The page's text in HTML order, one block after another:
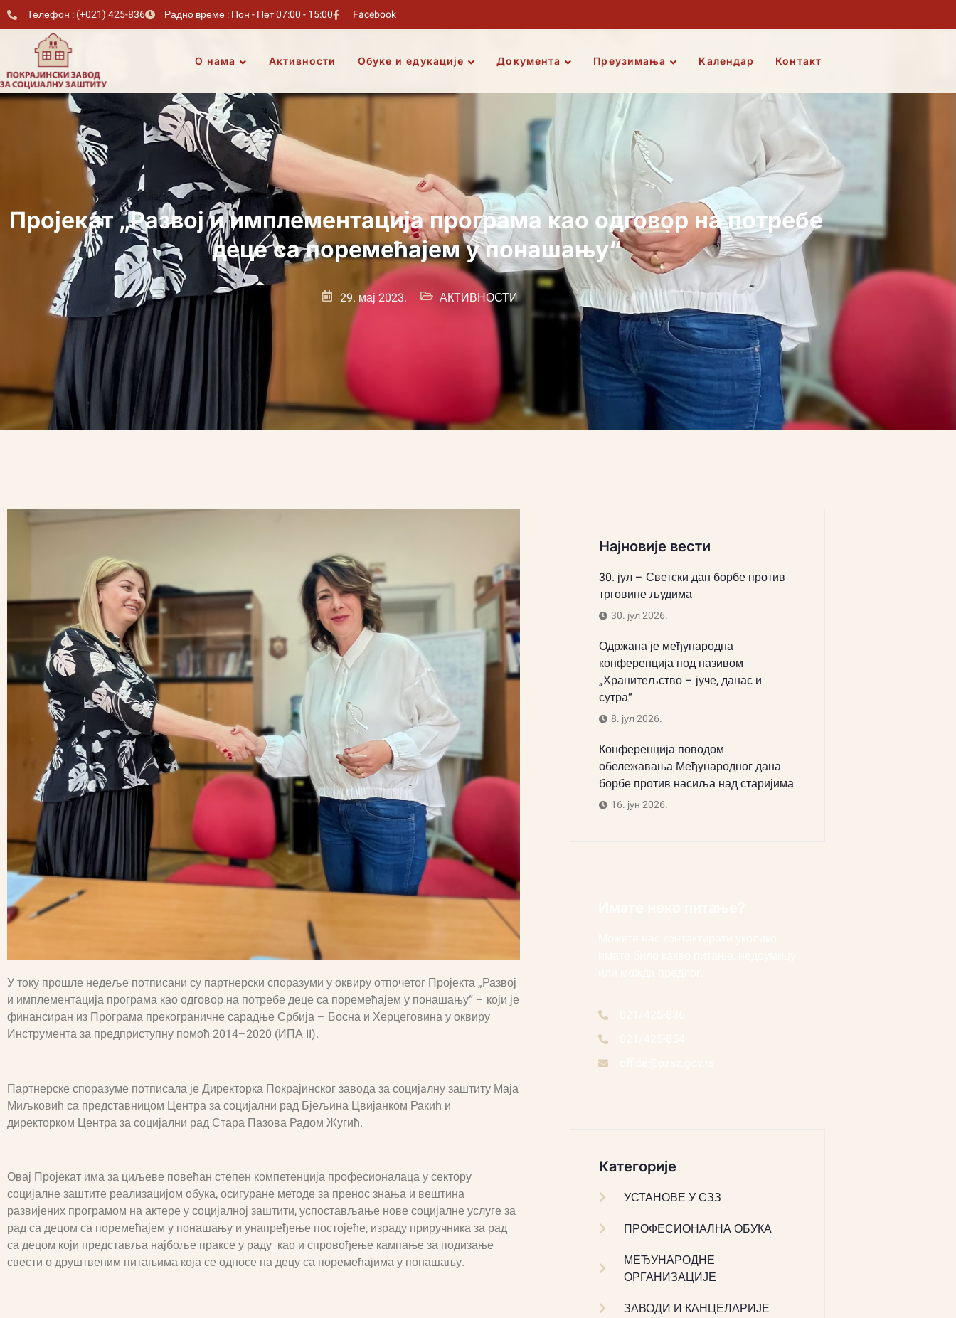
Телефон : (+021) 425-836 Радно време : Пон - Пет 07:00 - 15:00 Facebook
О нама Активности Обуке и едукације Документа Преузимања Календар Контакт
Пројекат „Развој и имплементација програма као одговор на потребе
деце са поремећајем у понашању“
29. мај 2023. АКТИВНОСТИ
У току прошле недеље потписани су партнерски споразуми у оквиру отпочетог Пројекта „Развој
и имплементација програма као одговор на потребе деце са поремећајем у понашању“ – који је
финансиран из Програма прекограничне сарадње Србија – Босна и Херцеговина у оквиру
Инструмента за предприступну помоћ 2014–2020 (ИПА II).
Партнерске споразуме потписала је Директорка Покрајинског завода за социјaлну заштиту Маја
Миљковић са представницом Центра за социјални рад Бјељина Цвијанком Ракић и
директорком Центра за социјални рад Стара Пазова Радом Жугић.
Овај Пројекат има за циљеве повећан степен компетенција професионалаца у сектору
социјалне заштите реализацијом обука, осигуране методе за пренос знања и вештина
развијених програмом на актере у социјалној заштити, успостављање нове социјалне услуге за
рад са децом са поремећајем у понашању и унапређење постојеће, израду приручника за рад
са децом који представља најбоље праксе у раду као и спровођење кампање за подизање
свести о друштвеним питањима која се односе на децу са поремећајима у понашању.
Најновије вести
30. јул – Светски дан борбе против
трговине људима
30. јул 2026.
Одржана је међународна
конференција под називом
„Хранитељство – јуче, данас и
сутра“
8. јул 2026.
Конференција поводом
обележавања Међународног дана
борбе против насиља над старијима
16. јун 2026.
Категорије
УСТАНОВЕ У СЗЗ
ПРОФЕСИОНАЛНА ОБУКА
МЕЂУНАРОДНЕ
ОРГАНИЗАЦИЈЕ
ЗАВОДИ И КАНЦЕЛАРИЈЕ